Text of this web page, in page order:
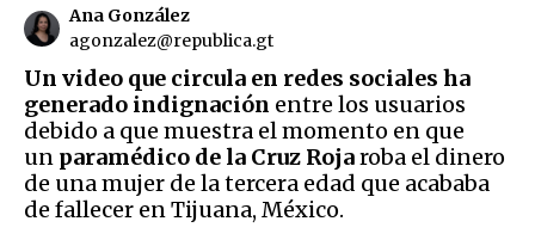
Ana González
agonzalez@republica.gt
Un video que circula en redes sociales ha
generado indignación entre los usuarios
debido a que muestra el momento en que
un paramédico de la Cruz Rojaroba el dinero
de una mujer de la tercera edad que acababa
de fallecer en Tijuana, México.